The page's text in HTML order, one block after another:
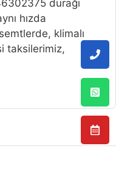
durağı
hızda
klimalı
taksilerimiz,